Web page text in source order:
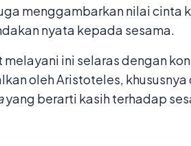
menggambarkan nilai cinta
nyata kepada sesama.
melayani ini selaras dengan
oleh Aristoteles,
yang berarti kasih terhadap